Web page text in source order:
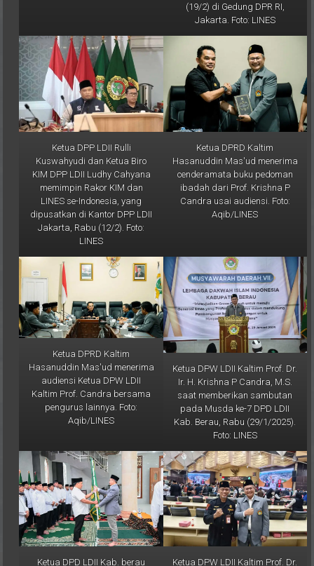
(19/2) di Gedung DPR RI,
Jakarta. Foto: LINES
Ketua DPP LDII Rulli
Kuswahyudi dan Ketua Biro
KIM DPP LDII Ludhy Cahyana
memimpin Rakor KIM dan
LINES se-Indonesia, yang
dipusatkan di Kantor DPP LDII
Jakarta, Rabu (12/2). Foto:
LINES
Ketua DPRD Kaltim
Hasanuddin Mas'ud menerima
cenderamata buku pedoman
ibadah dari Prof. Krishna P
Candra usai audiensi. Foto:
Aqib/LINES
Ketua DPRD Kaltim
Hasanuddin Mas'ud menerima
audiensi Ketua DPW LDII
Kaltim Prof. Candra bersama
pengurus lainnya. Foto:
Aqib/LINES
Ketua DPW LDII Kaltim Prof. Dr.
Ir. H. Krishna P Candra, M.S.
saat memberikan sambutan
pada Musda ke-7 DPD LDII
Kab. Berau, Rabu (29/1/2025).
Foto: LINES
Ketua DPD LDII Kab. berau Ketua DPW LDII Kaltim Prof. Dr.